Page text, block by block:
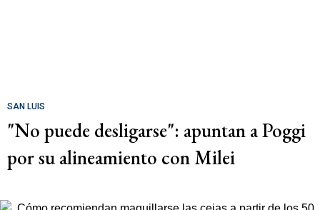
SAN LUIS
"No puede desligarse": apuntan a Poggi
por su alineamiento con Milei